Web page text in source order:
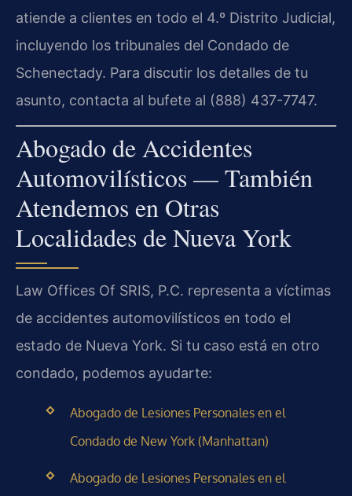
atiende a clientes en todo el 4.º Distrito Judicial,
incluyendo los tribunales del Condado de
Schenectady. Para discutir los detalles de tu
asunto, contacta al bufete al (888) 437-7747.
Abogado de Accidentes
Automovilísticos — También
Atendemos en Otras
Localidades de Nueva York
Law Offices Of SRIS, P.C. representa a víctimas
de accidentes automovilísticos en todo el
estado de Nueva York. Si tu caso está en otro
condado, podemos ayudarte:
Abogado de Lesiones Personales en el
Condado de New York (Manhattan)
Abogado de Lesiones Personales en el